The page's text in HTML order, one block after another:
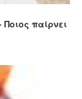
παίρνει